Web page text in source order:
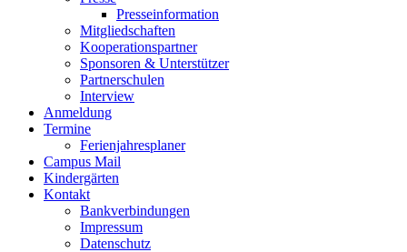
Presseinformation
Mitgliedschaften
Kooperationspartner
Sponsoren & Unterstützer
Partnerschulen
Interview
Anmeldung
Termine
Ferienjahresplaner
Campus Mail
Kindergärten
Kontakt
Bankverbindungen
Impressum
Datenschutz